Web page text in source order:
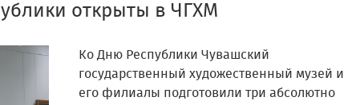
открыты в ЧГХМ
Ко Дню Республики Чувашский
государственный художественный музей и
его филиалы подготовили три абсолютно